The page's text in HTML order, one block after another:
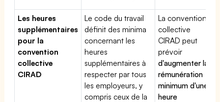
Les heures
supplémentaires
pour la
convention
collective
CIRAD
Le code du travail
définit des minima
concernant les
heures
supplémentaires à
respecter par tous
les employeurs, y
compris ceux de la
La convention
collective
CIRAD peut
prévoir
d'augmenter la
rémunération
minimum d'une
heure